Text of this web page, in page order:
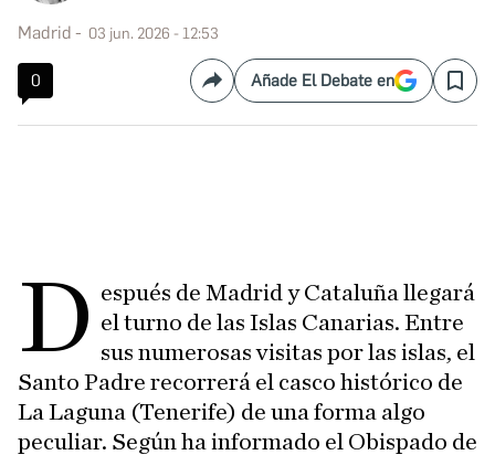
Madrid 03 jun. 2026 - 12:53
0 CompartirAñade El Debate en Save
D espués de Madrid y Cataluña llegará
el turno de las Islas Canarias. Entre
sus numerosas visitas por las islas, el
Santo Padre recorrerá el casco histórico de
La Laguna (Tenerife) de una forma algo
peculiar. Según ha informado el Obispado de